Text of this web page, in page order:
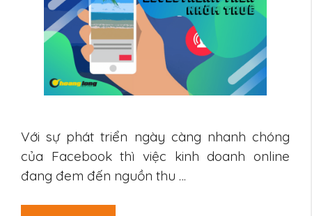
Với sự phát triển ngày càng nhanh chóng
của Facebook thì việc kinh doanh online
đang đem đến nguồn thu …